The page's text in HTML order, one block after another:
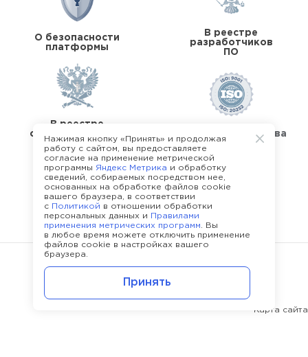
О безопасности
платформы
В реестре
разработчиков
ПО
В реестре
операторов перс.
данных
Стандарты качества
О команде Happy Job
©2013 - 2026.
Политика конфиденциальности
Карта сайта
Нажимая кнопку «Принять» и продолжая
работу с сайтом, вы предоставляете
согласие на применение метрической
программы Яндекс Метрика и обработку
сведений, собираемых посредством нее,
основанных на обработке файлов cookie
вашего браузера, в соответствии
с Политикой в отношении обработки
персональных данных и
Правилами
применения метрических программ . Вы
в любое время можете отключить применение
файлов cookie в настройках вашего
браузера.
Принять